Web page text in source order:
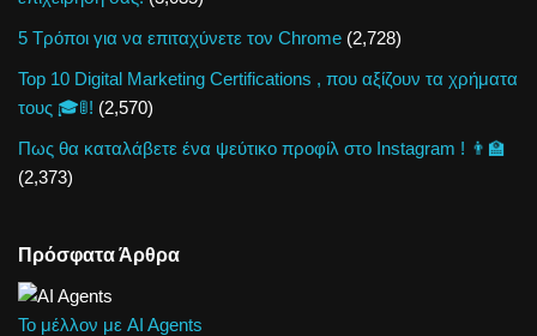
5 Τρόποι για να επιταχύνετε τον Chrome (2,728)
Top 10 Digital Marketing Certifications , που αξίζουν τα χρήματα
τους 🎓🚦! (2,570)
Πως θα καταλάβετε ένα ψεύτικο προφίλ στο Instagram ! 👨‍🏫
(2,373)
Πρόσφατα Άρθρα
Το μέλλον με AI Agents